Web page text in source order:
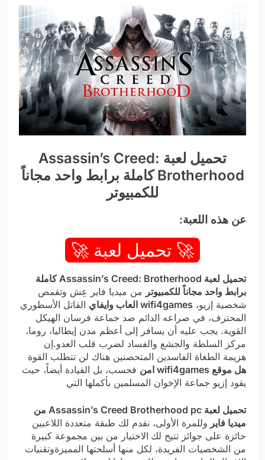
تحميل لعبة Assassin’s Creed:
Brotherhood كاملة برابط واحد مجاناً
للكمبيوتر
عن هذه اللعبة:
🚀 تحميل لعبة 🚀
تحميل لعبة Assassin’s Creed: Brotherhood كاملة
برابط واحد مجاناً للكمبيوتر من ميديا فاير عِش وتقمص
شخصية إزيو، wifi4games العاب وايفاي
القاتل الأسطوري
المحترف، في صراعه الدائم ضد جماعة فرسان الهيكل
القوية. يجب عليه أن يسافر إلى أعظم مدن إيطاليا، روما،
مركز السلطة والجشع والفساد لضرب قلب العدو.إن
هزيمة الطغاة الفاسدين المتحصنين هناك لن تتطلب القوة
هل موقع wifi4games امن
فحسب، بل القيادة أيضاً، حيث
يقود إزيو جماعة الإخوان المسلمين بأكملها التي
تحميل لعبة Assassin’s Creed Brotherhood pc من
ميديا فاير وللمرة الأولى، نقدم لك طبقة متعددة اللاعبين
حائزة على جوائز تتيح لك الاختيار من بين مجموعة كبيرة
من الشخصيات الفريدة، لكل منها أسلحتها المميزةوتقنيات